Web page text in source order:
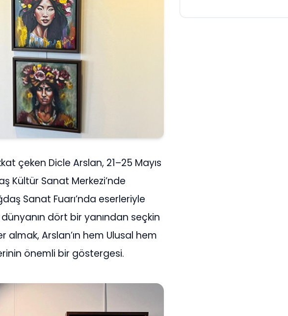
çeken Dicle Arslan, 21–25 Mayıs
Kültür Sanat Merkezi’nde
Sanat Fuarı’nda eserleriyle
dört bir yanından seçkin
almak, Arslan’ın hem Ulusal hem
önemli bir göstergesi.